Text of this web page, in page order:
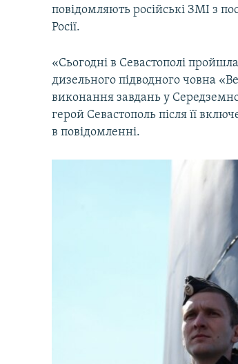
повідомляють російські ЗМІ з
Росії.
«Сьогодні в Севастополі
дизельного підводного човна
виконання завдань у
герой Севастополь після її
в повідомленні.